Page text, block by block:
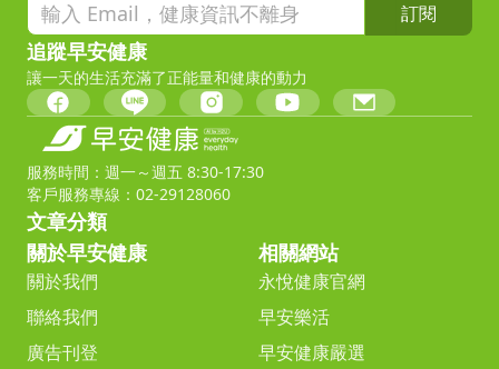
訂閱
追蹤早安健康
讓一天的生活充滿了正能量和健康的動力
服務時間：週一～週五 8:30-17:30
客戶服務專線：02-29128060
文章分類
關於早安健康
關於我們
聯絡我們
廣告刊登
相關網站
永悅健康官網
早安樂活
早安健康嚴選